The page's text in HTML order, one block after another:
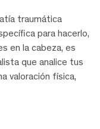
traumática
para hacerlo,
en la cabeza, es
que analice tus
valoración física,